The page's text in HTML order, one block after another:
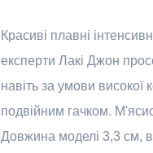
Красиві плавні
експерти Лакі Джон
навіть за умови
подвійним гачком.
Довжина моделі 3,3 см,